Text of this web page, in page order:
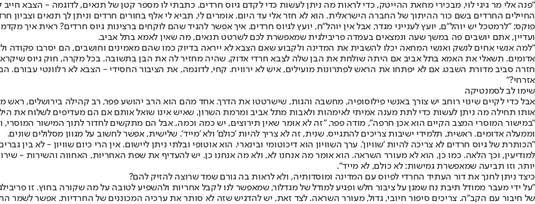
"פנה אלי מר גיגי לוי, מבכירי מחאת ההייטק, כדי לראות מה ניתן לעשות כדי לקדם גיוס חרדים. כתבתי לו מספר קטן של תנאים, לדוגמה - הצבא
החיילים החרדים בשם כור ההיתוך של החברה הישראלית. הוא לא חזר אלי עד היום. אומרים לי, תביא לי אלף בחורים חרדים וניתן לך תנאים וצביון
פוקס: "לרמטכל יש יוהל"ם, יועץ לענייני מגדר, אבל אין יוהל"ח, יועץ לגיוס חרדים. איך אפשר להגיד שהם לוקחים ברצינות גיוס חרדים? ראית איך
ועדיין, אתם יושבים פה במשך שעה ונמצאים בעמדה פריבילגית שמאפשרת לכם לשרטט תנאים, מה שאין לאמא בתל אביב.
"למה אנשי אחים לנשק ואנשי המחאה יכלו להשבית את המדינה ולקבוע שאם הצבא לא ייראה בדיוק כמו שהם מאמינים וחושבים, הם יסרבו פקודה ולא
אדומים. תשאלי את האמא בתל אביב אם היתה שולחת את הבן שלה לצבא חרדי אדוק, שהיה מחזיר לה את הבן בתשובה. בכל מקרה, חוק גיוס שיקרא
אזרחי?"
שימו לב לסמנטיקה
אבל כדי לקיים שינוי רוחב יש צורך באנשי פילוסופיה, מחשבה והגות, שישרטטו את הדרך. אחד מהם הוא הרב יהושע פפר, רב קהילה בירושלים, ראש
אותו תחילה מה ניתן לעשות כדי לתת מענה אמיתי לאימהות ולאבות מתל אביב ומרמת השרון, שאיש אינו שואל אותם אם הם מעדיפים לשלוח את הילד ללמוד
"במישור המוסרי המצב הקיים הוא אכן חרפה", מודה פפר, "זה לא אומר שאין תירוצים, יש כמה וכמה, אבל הם מתקשים לחדור לתוך המישור
וממעלה אדומים. ראשית, תלמידי ישיבות צריכים להתגייס. שנית, זה לא צריך להיות 'כולם' ולא 'מייד'. שלישית, אפשר לחשוב על מגוון מסלולים שונים.
"הכותרת של גיוס חרדים לא צריכה להיות 'שוויון'. ערך השוויון הוא דיכוטומי ובינארי. הוא אוטופי ובלתי ניתן ליישום. אין הרי כיום שוויון - לא בין
למודיעין, וכך הלאה. כמו כן, הוא לא מעורר השראה. הוא אומר מה אנחנו לא, ולא מה אנחנו כן. יש להעדיף את שפת האחריות, האחווה והשירות -
יותר, וזו תביעה שמאפשרת גמישות: לא כולם, לא מייד".
כיצד ניתן לחנך את דור העתיד החרדי לפיוס עם המדינה ומוסדותיה, ולא לראות בה גורם שמד שרוצה להזיק להם?
"על ידי מעבר ממודל תיבת נח שמגן על ציבור חלש ופגיע למודל של מגדלור, שמאפשר לנו לקבל אחריות ולהשפיע לטובה על מה שקורה בחוץ. זו
של חיבור עם הקב"ה. צריכים סיפור חיובי, גדול, מעורר השראה. לצד זאת, יש להדגיש שזה לא סותר את ערכיה המכוננים של החרדיות. אפשר לשמר